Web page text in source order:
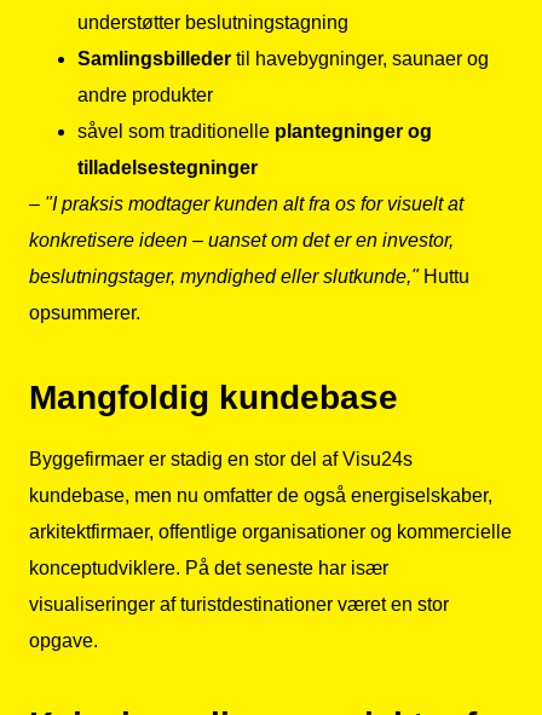
understøtter beslutningstagning
Samlingsbilleder til havebygninger, saunaer og
andre produkter
såvel som traditionelle plantegninger og
tilladelsestegninger
– "I praksis modtager kunden alt fra os for visuelt at
konkretisere ideen – uanset om det er en investor,
beslutningstager, myndighed eller slutkunde,"Huttu
opsummerer.
Mangfoldig kundebase
Byggefirmaer er stadig en stor del af Visu24s
kundebase, men nu omfatter de også energiselskaber,
arkitektfirmaer, offentlige organisationer og kommercielle
konceptudviklere. På det seneste har især
visualiseringer af turistdestinationer været en stor
opgave.